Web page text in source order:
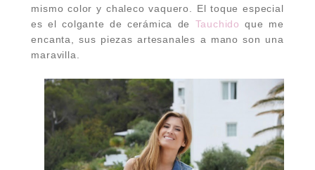
mismo color y chaleco vaquero. El toque especial
es el colgante de cerámica de Tauchido que me
encanta, sus piezas artesanales a mano son una
maravilla.